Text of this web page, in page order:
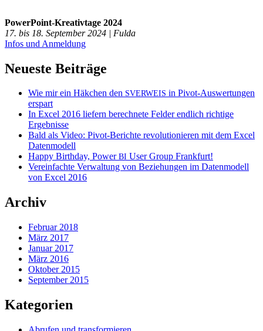
PowerPoint-Kreativtage 2024
17. bis 18. September 2024 | Fulda
Infos und Anmeldung
Neueste Beiträge
Wie mir ein Häkchen den SVERWEIS in Pivot-Auswertungen
erspart
In Excel 2016 liefern berechnete Felder endlich richtige
Ergebnisse
Bald als Video: Pivot-Berichte revolutionieren mit dem Excel
Datenmodell
Happy Birthday, PowerBI User Group Frankfurt!
Vereinfachte Verwaltung von Beziehungen im Datenmodell
von Excel 2016
Archiv
Februar 2018
März 2017
Januar 2017
März 2016
Oktober 2015
September 2015
Kategorien